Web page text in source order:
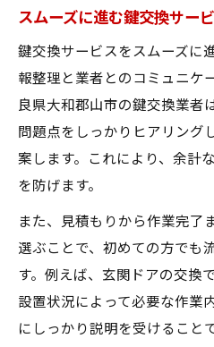
スムーズに進む鍵交換サー
鍵交換サービスをスムーズに
報整理と業者とのコミュニケ
良県大和郡山市の鍵交換業者
問題点をしっかりヒアリング
案します。これにより、余計
を防げます。
また、見積もりから作業完了
選ぶことで、初めての方でも
す。例えば、玄関ドアの交換
設置状況によって必要な作業
にしっかり説明を受けること